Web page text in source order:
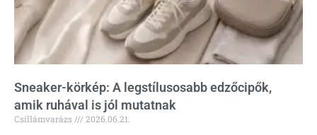
Sneaker-körkép: A legstílusosabb edzőcipők,
amik ruhával is jól mutatnak
Csillámvarázs
2026.06.21.